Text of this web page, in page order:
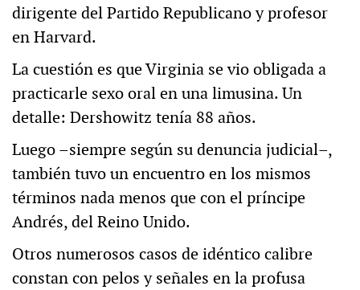
dirigente del Partido Republicano y profesor
en Harvard.
La cuestión es que Virginia se vio obligada a
practicarle sexo oral en una limusina. Un
detalle: Dershowitz tenía 88 años.
Luego –siempre según su denuncia judicial–,
también tuvo un encuentro en los mismos
términos nada menos que con el príncipe
Andrés, del Reino Unido.
Otros numerosos casos de idéntico calibre
constan con pelos y señales en la profusa